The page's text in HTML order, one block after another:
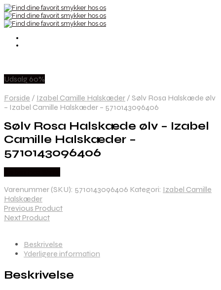
Udsalg 60%
Forside / Izabel Camille Halskæder / Sølv Rosa Halskæde ølv
– Izabel Camille Halskæder – 5710143096406
Sølv Rosa Halskæde ølv – Izabel
Camille Halskæder –
5710143096406
Varenummer (SKU): 5710143096406 Kategori: Izabel Camille
Halskæder
Previous Product
Next Product
Beskrivelse
Yderligere information
Beskrivelse